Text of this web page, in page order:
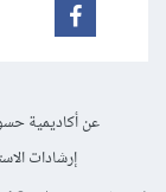
عن أكاديمية
إرشادات